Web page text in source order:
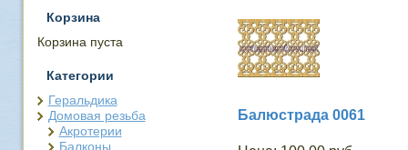
Корзина
Корзина пуста
Категории
Геральдика
Домовая резьба
Акротерии
Балконы
Балюстрада 0061